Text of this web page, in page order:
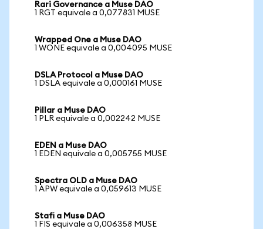
Rari Governance a Muse DAO
1 RGT equivale a 0,077831 MUSE
Wrapped One a Muse DAO
1 WONE equivale a 0,004095 MUSE
DSLA Protocol a Muse DAO
1 DSLA equivale a 0,000161 MUSE
Pillar a Muse DAO
1 PLR equivale a 0,002242 MUSE
EDEN a Muse DAO
1 EDEN equivale a 0,005755 MUSE
Spectra OLD a Muse DAO
1 APW equivale a 0,059613 MUSE
Stafi a Muse DAO
1 FIS equivale a 0,006358 MUSE